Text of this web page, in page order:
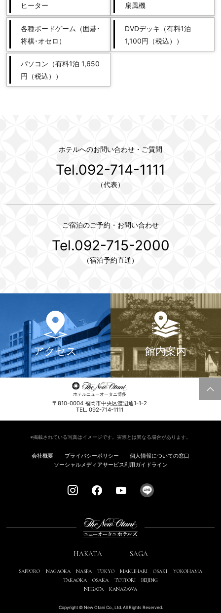
ヒーター 扇風機
各種ボードゲーム（囲碁･
将棋･オセロ）
DVDデッキ（有料1泊
1,100円（税込））
パソコン（有料1泊 1,650
円（税込））
ホテルへのお問い合わせ・ご質問
Tel.092-714-1111
（代表）
ご宿泊のご予約・お問い合わせ
Tel.092-715-2000
（宿泊予約直通）
アクセス 館内案内
ホテルニューオータニ博多
〒810-0004 福岡市中央区渡辺通1-1-2
TEL. 092-714-1111
※掲載されている写真はイメージです。実際とは異なる場合があります。
会社概要 プライバシーポリシー
個人情報についての窓口
ソーシャルメディアサービス利用ガイドライン
HAKATA SAGA
SAPPORO NAGAOKA NASPA TOKYO MAKUHARI OSAKI
YOKOHAMA
TAKAOKA
OSAKA TOTTORI
BEIJING
NIIGATA
KANAZAWA
Copyright © New Otani Co., Ltd. All Rights Reserved.